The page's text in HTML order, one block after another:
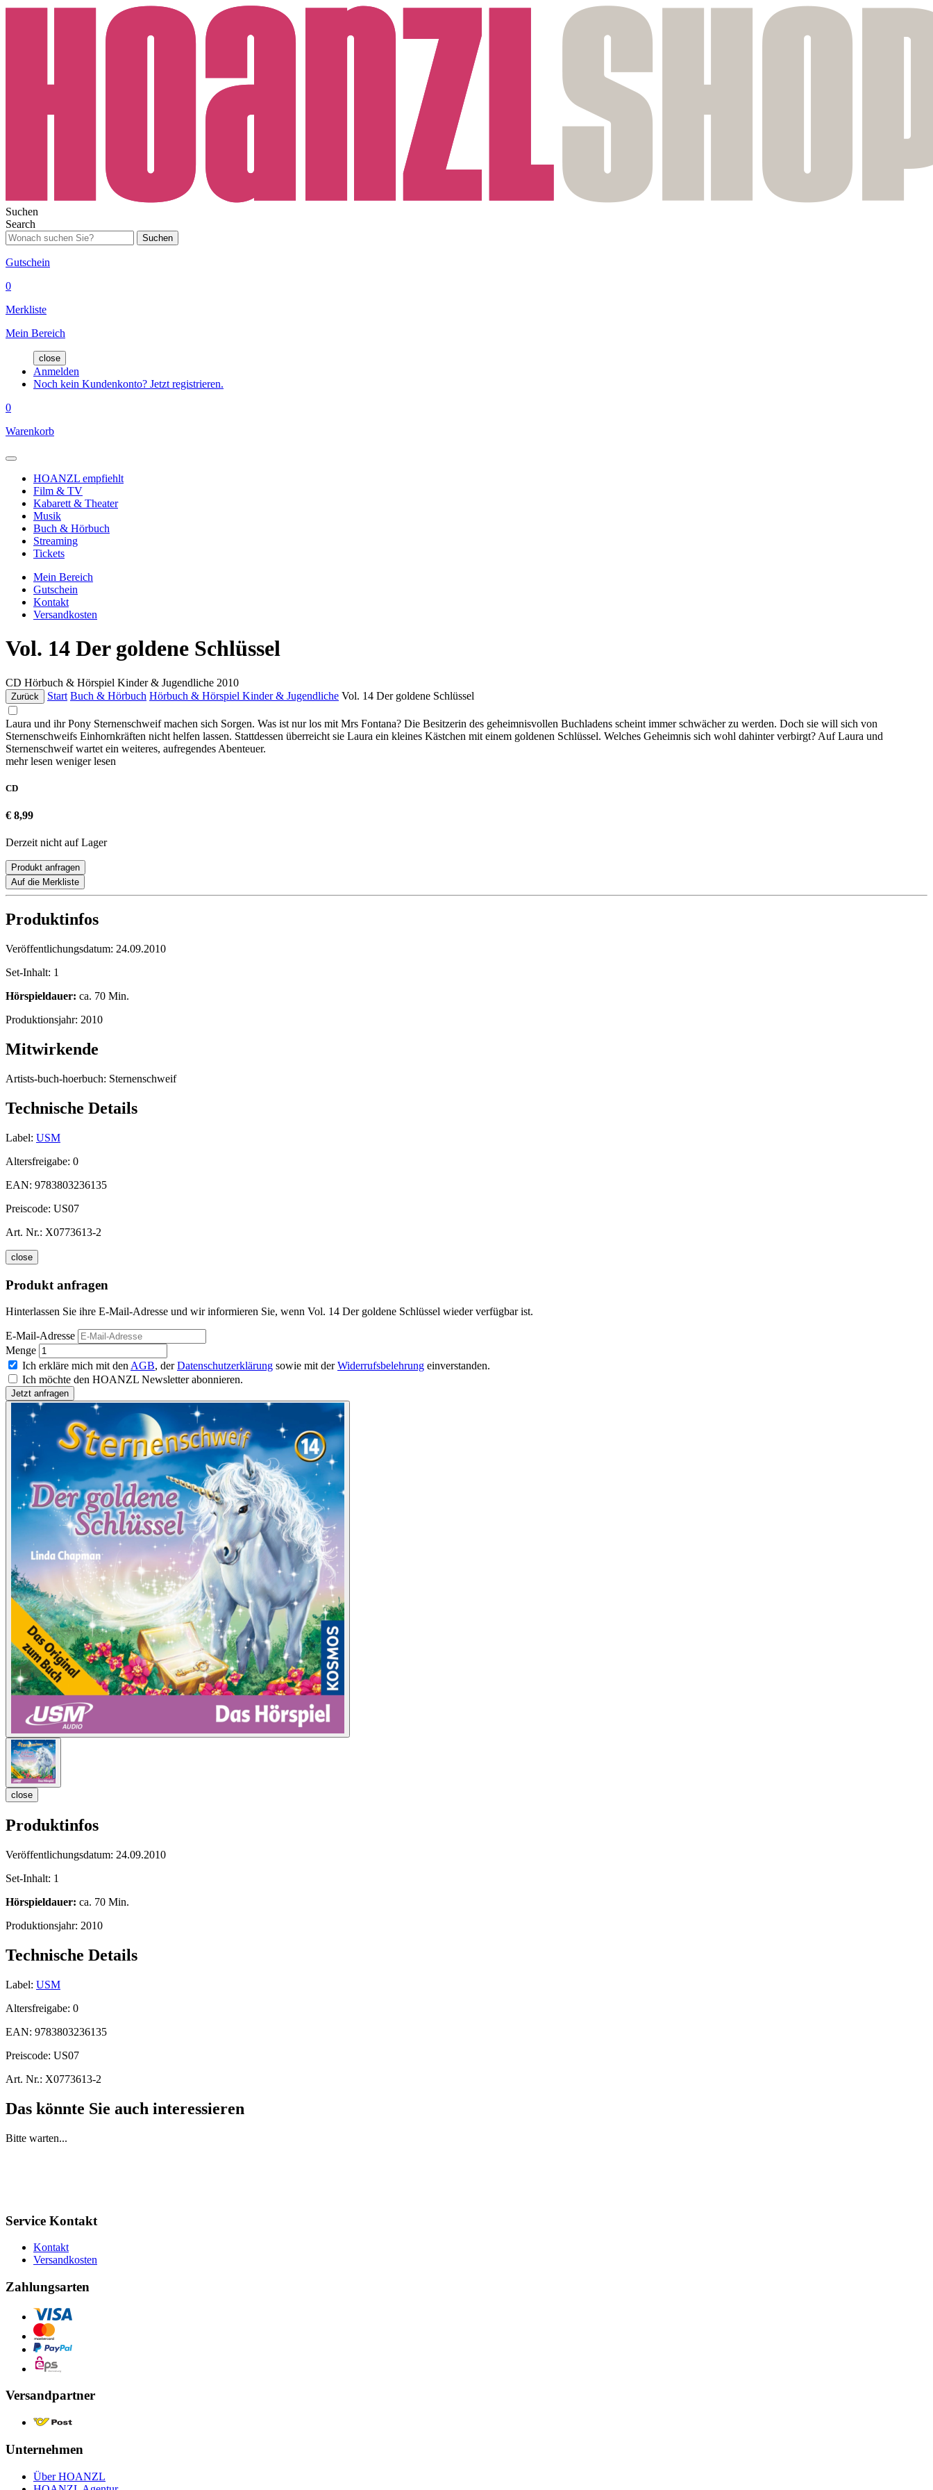
Suchen
Search
Suchen
Gutschein
0
Merkliste
Mein Bereich
close
Anmelden
Noch kein Kundenkonto? Jetzt registrieren.
0
Warenkorb
HOANZL empfiehlt
Film & TV
Kabarett & Theater
Musik
Buch & Hörbuch
Streaming
Tickets
Mein Bereich
Gutschein
Kontakt
Versandkosten
Vol. 14 Der goldene Schlüssel
CD Hörbuch & Hörspiel Kinder & Jugendliche 2010
Zurück Start Buch & Hörbuch Hörbuch & Hörspiel Kinder & Jugendliche Vol. 14 Der goldene Schlüssel
Laura und ihr Pony Sternenschweif machen sich Sorgen. Was ist nur los mit Mrs Fontana? Die Besitzerin des geheimnisvollen Buchladens scheint immer schwächer zu werden. Doch sie will sich von
Sternenschweifs Einhornkräften nicht helfen lassen. Stattdessen überreicht sie Laura ein kleines Kästchen mit einem goldenen Schlüssel. Welches Geheimnis sich wohl dahinter verbirgt? Auf Laura und
Sternenschweif wartet ein weiteres, aufregendes Abenteuer.
mehr lesen weniger lesen
CD
€ 8,99
Derzeit nicht auf Lager
Produkt anfragen
Auf die Merkliste
Produktinfos
Veröffentlichungsdatum: 24.09.2010
Set-Inhalt: 1
Hörspieldauer: ca. 70 Min.
Produktionsjahr: 2010
Mitwirkende
Artists-buch-hoerbuch: Sternenschweif
Technische Details
Label: USM
Altersfreigabe: 0
EAN: 9783803236135
Preiscode: US07
Art. Nr.: X0773613-2
close
Produkt anfragen
Hinterlassen Sie ihre E-Mail-Adresse und wir informieren Sie, wenn Vol. 14 Der goldene Schlüssel wieder verfügbar ist.
E-Mail-Adresse
Menge
Ich erkläre mich mit den AGB, derDatenschutzerklärung sowie mit derWiderrufsbelehrung einverstanden.
Ich möchte den HOANZL Newsletter abonnieren.
close
Produktinfos
Veröffentlichungsdatum: 24.09.2010
Set-Inhalt: 1
Hörspieldauer: ca. 70 Min.
Produktionsjahr: 2010
Technische Details
Label: USM
Altersfreigabe: 0
EAN: 9783803236135
Preiscode: US07
Art. Nr.: X0773613-2
Das könnte Sie auch interessieren
Bitte warten...
Service Kontakt
Kontakt
Versandkosten
Zahlungsarten
Versandpartner
Unternehmen
Über HOANZL